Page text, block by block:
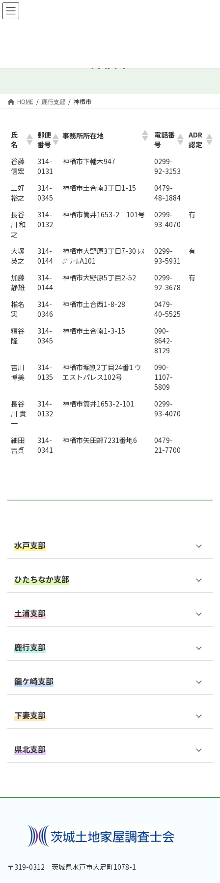
コ
ン
ナ
ビ
HOME 鹿行支部 神栖市
氏
名
郵便
番号
事務所所在地
電話番
号
ADR
認定
谷藤
信宏
314-
0131
神栖市下幡木947
0299-
92-3153
三好
裕之
314-
0345
神栖市土合南3丁目1-15
0479-
48-1884
長谷
川 和
之
314-
0132
神栖市筒井1653-2 101号
0299-
93-4070
有
大塚
英之
314-
0144
神栖市大野原3丁目7-30 ﾚｽ
ﾎﾟﾜｰﾙA101
0299-
93-5931
有
加藤
静雄
314-
0144
神栖市大野原5丁目2-52
0299-
92-3678
有
椎名
実
314-
0346
神栖市土合西1-8-28
0479-
40-5525
糟谷
隆
314-
0345
神栖市土合南1-3-15
090-
8642-
8129
吉川
博美
314-
0135
神栖市堀割2丁目24番1 ウ
エストパレス102号
090-
1107-
5809
長谷
川 貴
一
314-
0132
神栖市筒井1653-2-101
0299-
93-4070
細田
吉貞
314-
0341
神栖市矢田部7231番地6
0479-
21-7700
水戸支部
笠間市
東茨城郡茨城町
ひたちなか支部
東茨城郡大洗町
那珂市
土浦支部
石岡市
つくば市
かすみがうら市
小美玉市
鹿行支部
神栖市
潮来市
行方市
龍ケ崎支部
取手市
牛久市
稲敷市
つくばみらい市
北相馬郡利根町
下妻支部
筑西市
結城郡八千代町
県北支部
高萩市
常陸太田市
久慈郡大子町
〒319-0312 茨城県水戸市大足町1078-1